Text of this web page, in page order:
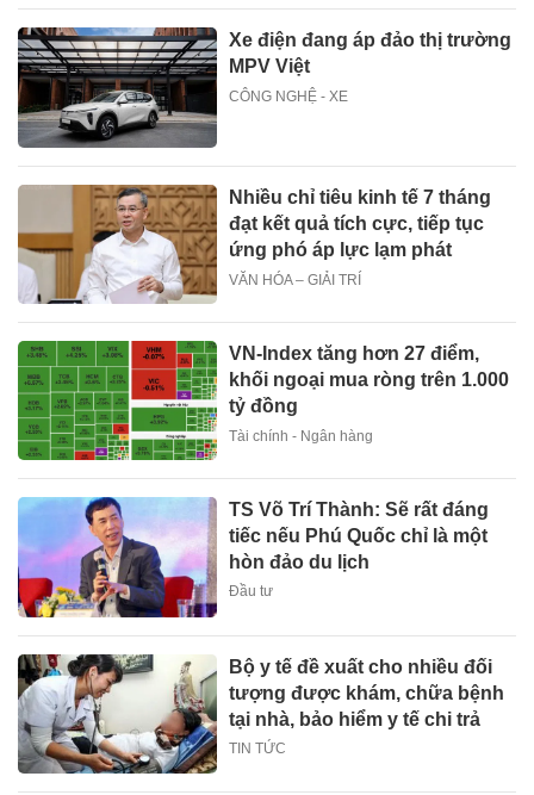
Xe điện đang áp đảo thị trường
MPV Việt
CÔNG NGHỆ - XE
Nhiều chỉ tiêu kinh tế 7 tháng
đạt kết quả tích cực, tiếp tục
ứng phó áp lực lạm phát
VĂN HÓA – GIẢI TRÍ
VN-Index tăng hơn 27 điểm,
khối ngoại mua ròng trên 1.000
tỷ đồng
Tài chính - Ngân hàng
TS Võ Trí Thành: Sẽ rất đáng
tiếc nếu Phú Quốc chỉ là một
hòn đảo du lịch
Đầu tư
Bộ y tế đề xuất cho nhiều đối
tượng được khám, chữa bệnh
tại nhà, bảo hiểm y tế chi trả
TIN TỨC